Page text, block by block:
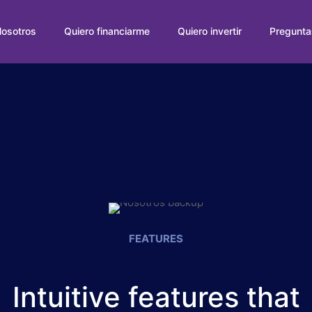
Quiero financiarme Quiero invertir
FEATURES
Intuitive features that